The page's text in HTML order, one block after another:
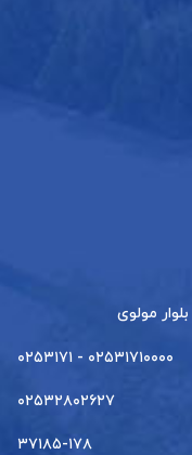
مولوی
۰۲۵۳۱۷۱۰۰۰۰ - ۰۲۵۳۱۷۱
۰۲۵۳۲۸۰۲۶۲۷
۳۷۱۸۵-۱۷۸